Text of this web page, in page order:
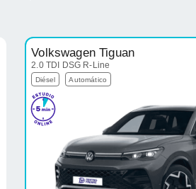
Volkswagen Tiguan
2.0 TDI DSG R-Line
Diésel Automático